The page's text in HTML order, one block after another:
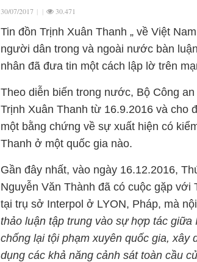
30/07/2017 | | 30.471
Tin đồn Trịnh Xuân Thanh „ về Việt
người dân trong và ngoài nước bàn
nhân đã đưa tin một cách lập lờ trên
Theo diễn biến trong nước, Bộ Công
Trịnh Xuân Thanh từ 16.9.2016 và cho
một bằng chứng về sự xuất hiện có
Thanh ở một quốc gia nào.
Gần đây nhất, vào ngày 16.12.2016,
Nguyễn Văn Thành đã có cuộc gặp
tại trụ sở Interpol ở LYON, Pháp, mà
thảo luận tập trung vào sự hợp tác
chống lại tội phạm xuyên quốc gia,
dụng các khả năng cảnh sát toàn cầu